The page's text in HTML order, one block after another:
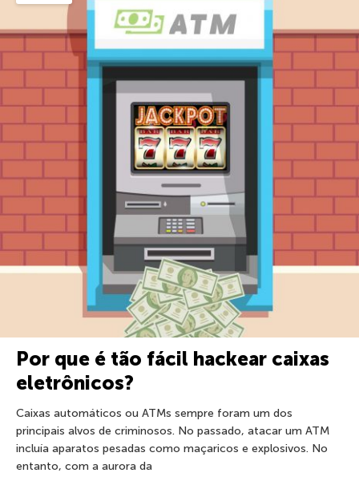
Por que é tão fácil hackear caixas
eletrônicos?
Caixas automáticos ou ATMs sempre foram um dos
principais alvos de criminosos. No passado, atacar um ATM
incluía aparatos pesadas como maçaricos e explosivos. No
entanto, com a aurora da